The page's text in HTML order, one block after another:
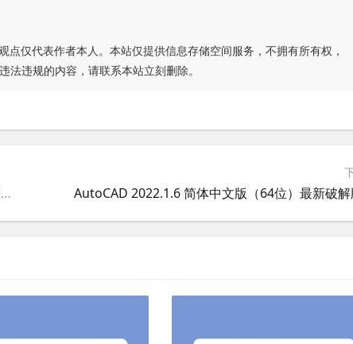
点仅代表作者本人。本站仅提供信息存储空间服务，不拥有所有权，
违规的内容，请联系本站立刻删除。
Adobe Photoshop 2025（v26.6.1）多语言破解版下载